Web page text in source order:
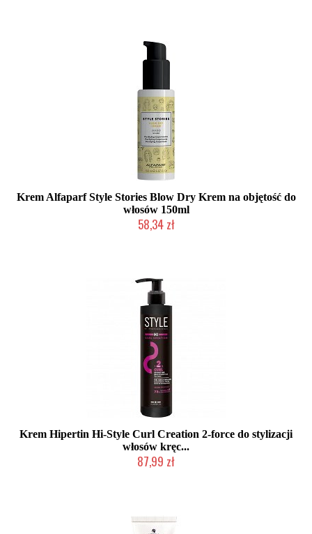
Krem Alfaparf Style Stories Blow Dry Krem na objętość do
włosów 150ml
58,34 zł
Krem Hipertin Hi-Style Curl Creation 2-force do stylizacji
włosów kręc...
87,99 zł